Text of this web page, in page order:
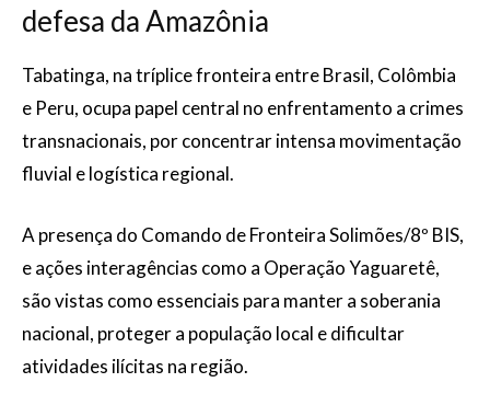
defesa da Amazônia
Tabatinga, na tríplice fronteira entre Brasil, Colômbia
e Peru, ocupa papel central no enfrentamento a crimes
transnacionais, por concentrar intensa movimentação
fluvial e logística regional.
A presença do Comando de Fronteira Solimões/8º BIS,
e ações interagências como a Operação Yaguaretê,
são vistas como essenciais para manter a soberania
nacional, proteger a população local e dificultar
atividades ilícitas na região.